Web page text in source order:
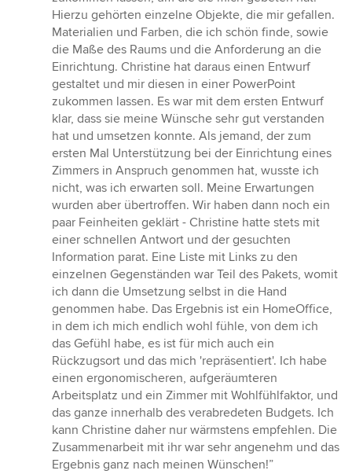
Hierzu gehörten einzelne Objekte, die mir gefallen.
Materialien und Farben, die ich schön finde, sowie
die Maße des Raums und die Anforderung an die
Einrichtung. Christine hat daraus einen Entwurf
gestaltet und mir diesen in einer PowerPoint
zukommen lassen. Es war mit dem ersten Entwurf
klar, dass sie meine Wünsche sehr gut verstanden
hat und umsetzen konnte. Als jemand, der zum
ersten Mal Unterstützung bei der Einrichtung eines
Zimmers in Anspruch genommen hat, wusste ich
nicht, was ich erwarten soll. Meine Erwartungen
wurden aber übertroffen. Wir haben dann noch ein
paar Feinheiten geklärt - Christine hatte stets mit
einer schnellen Antwort und der gesuchten
Information parat. Eine Liste mit Links zu den
einzelnen Gegenständen war Teil des Pakets, womit
ich dann die Umsetzung selbst in die Hand
genommen habe. Das Ergebnis ist ein HomeOffice,
in dem ich mich endlich wohl fühle, von dem ich
das Gefühl habe, es ist für mich auch ein
Rückzugsort und das mich 'repräsentiert'. Ich habe
einen ergonomischeren, aufgeräumteren
Arbeitsplatz und ein Zimmer mit Wohlfühlfaktor, und
das ganze innerhalb des verabredeten Budgets. Ich
kann Christine daher nur wärmstens empfehlen. Die
Zusammenarbeit mit ihr war sehr angenehm und das
Ergebnis ganz nach meinen Wünschen!”